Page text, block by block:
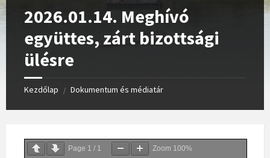
2026.01.14. Meghívó
együttes, zárt bizottsági
ülésre
Kezdőlap / Dokumentum és médiatár
Page 1 / 1 Zoom 100%